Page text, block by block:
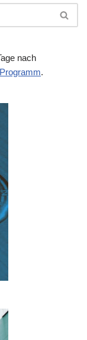
nach
.